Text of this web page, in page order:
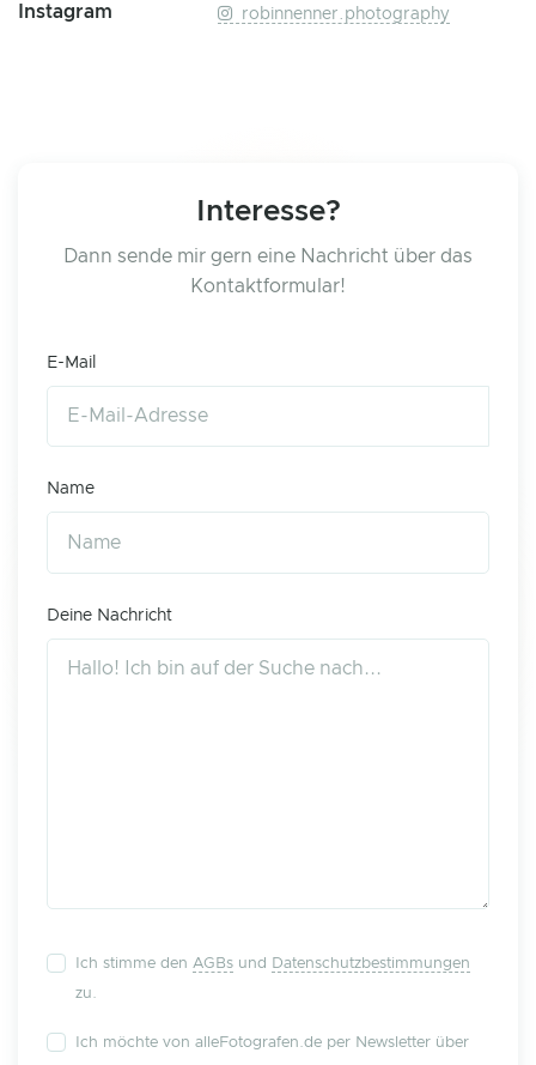
Instagram robinnenner.photography
Interesse?
Dann sende mir gern eine Nachricht über das
Kontaktformular!
E-Mail
Name
Deine Nachricht
Ich stimme den AGBs und
Datenschutzbestimmungen
zu.
Ich möchte von alleFotografen.de per Newsletter über